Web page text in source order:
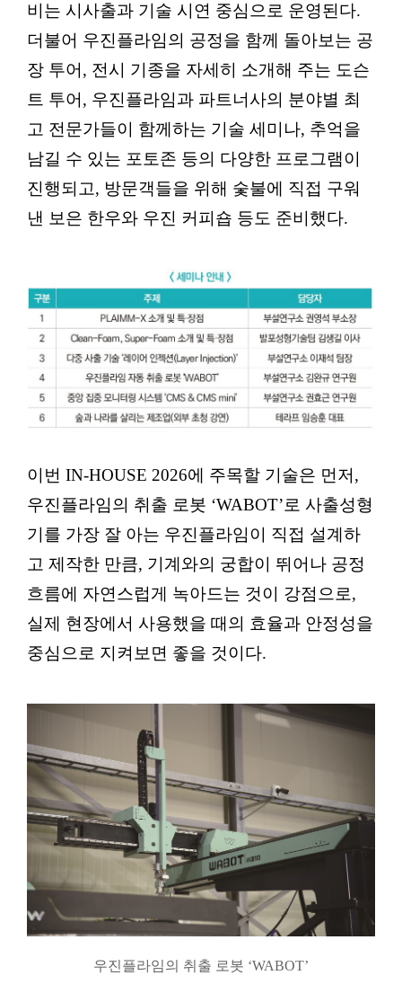
비는 시사출과 기술 시연 중심으로 운영된다.
더불어 우진플라임의 공정을 함께 돌아보는 공
장 투어, 전시 기종을 자세히 소개해 주는 도슨
트 투어, 우진플라임과 파트너사의 분야별 최
고 전문가들이 함께하는 기술 세미나, 추억을
남길 수 있는 포토존 등의 다양한 프로그램이
진행되고, 방문객들을 위해 숯불에 직접 구워
낸 보은 한우와 우진 커피숍 등도 준비했다.
이번 IN-HOUSE 2026에 주목할 기술은 먼저,
우진플라임의 취출 로봇 ‘WABOT’로 사출성형
기를 가장 잘 아는 우진플라임이 직접 설계하
고 제작한 만큼, 기계와의 궁합이 뛰어나 공정
흐름에 자연스럽게 녹아드는 것이 강점으로,
실제 현장에서 사용했을 때의 효율과 안정성을
중심으로 지켜보면 좋을 것이다.
우진플라임의 취출 로봇 ‘WABOT’